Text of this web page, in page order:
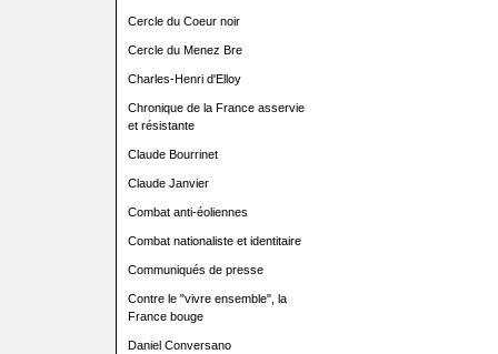
Cercle du Coeur noir
Cercle du Menez Bre
Charles-Henri d'Elloy
Chronique de la France asservie
et résistante
Claude Bourrinet
Claude Janvier
Combat anti-éoliennes
Combat nationaliste et identitaire
Communiqués de presse
Contre le "vivre ensemble", la
France bouge
Daniel Conversano